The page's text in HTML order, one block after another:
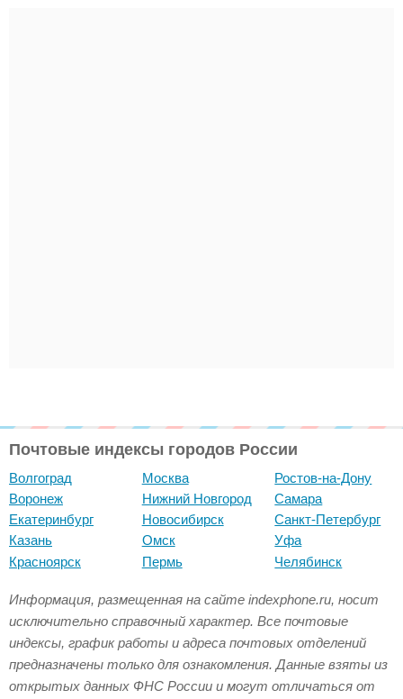
Почтовые индексы городов России
Волгоград
Воронеж
Екатеринбург
Казань
Красноярск
Москва
Нижний Новгород
Новосибирск
Омск
Пермь
Ростов-на-Дону
Самара
Санкт-Петербург
Уфа
Челябинск
Информация, размещенная на сайте indexphone.ru, носит
исключительно справочный характер. Все почтовые
индексы, график работы и адреса почтовых отделений
предназначены только для ознакомления. Данные взяты из
открытых данных ФНС России и могут отличаться от